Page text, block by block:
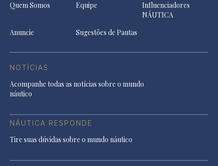
Quem Somos Equipe
Influenciadores
NÁUTICA
Anuncie
Sugestões de Pautas
NOTÍCIAS
Acompanhe todas as notícias sobre o mundo
náutico
NÁUTICA RESPONDE
Tire suas dúvidas sobre o mundo náutico